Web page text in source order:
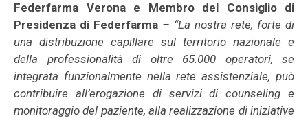
Federfarma Verona e Membro del Consiglio di
Presidenza di Federfarma – “La nostra rete, forte di
una distribuzione capillare sul territorio nazionale e
della professionalità di oltre 65.000 operatori, se
integrata funzionalmente nella rete assistenziale, può
contribuire all’erogazione di servizi di counseling e
monitoraggio del paziente, alla realizzazione di iniziative